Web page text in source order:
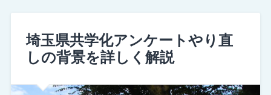
埼玉県共学化アンケートやり直
しの背景を詳しく解説